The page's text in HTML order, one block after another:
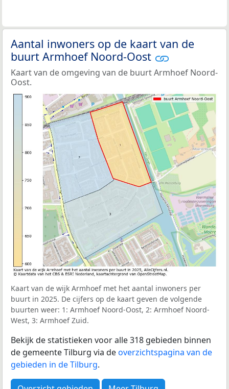
Aantal inwoners op de kaart van de
buurt Armhoef Noord-Oost
Kaart van de omgeving van de buurt Armhoef Noord-
Oost.
Kaart van de wijk Armhoef met het aantal inwoners per
buurt in 2025. De cijfers op de kaart geven de volgende
buurten weer: 1: Armhoef Noord-Oost, 2: Armhoef Noord-
West, 3: Armhoef Zuid.
Bekijk de statistieken voor alle 318 gebieden binnen
de gemeente Tilburg via deoverzichtspagina van de
gebieden in de Tilburg.